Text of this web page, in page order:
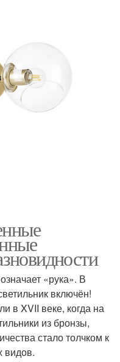
«рука». В
включён!
в XVII веке, когда на
из бронзы,
стало толчком к
видов.